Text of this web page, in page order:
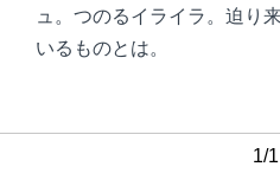
ュ。つのるイライラ。迫り
いるものとは。
1/1